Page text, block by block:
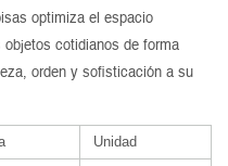
optimiza el espacio
cotidianos de forma
orden y sofisticación a su
Unidad